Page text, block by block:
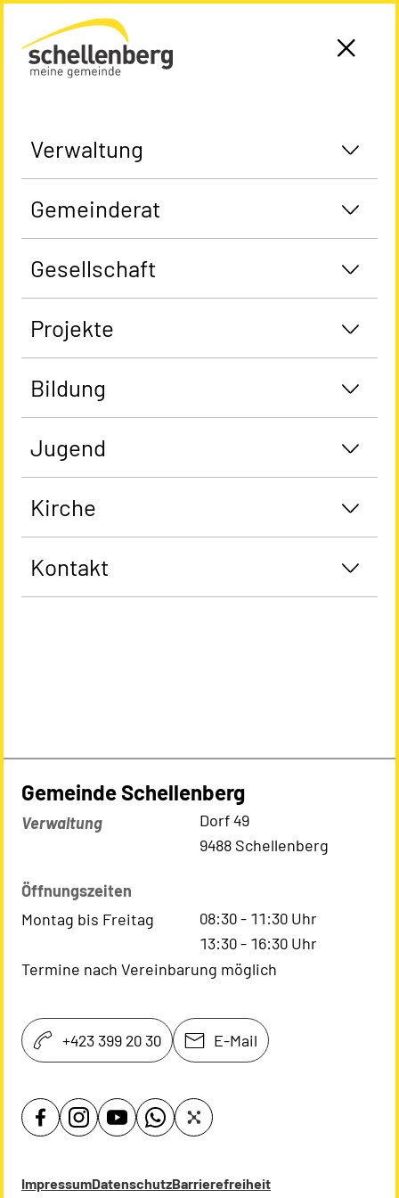
Gemeinde Schellenberg Startseite
Verwaltung
Gemeinderat
Gesellschaft
Projekte
Bildung
Jugend
Kirche
Kontakt
Gemeinde Schellenberg
Verwaltung
Dorf 49
9488 Schellenberg
Öffnungszeiten
Montag bis Freitag
08:30- 11:30 Uhr
13:30- 16:30 Uhr
Termine nach Vereinbarung möglich
+423 399 20 30 E-Mail
ImpressumDatenschutzBarrierefreiheit